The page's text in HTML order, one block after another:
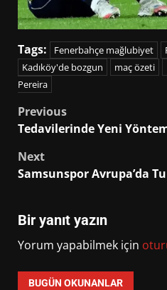
Tags: Fenerbahçe mağlubiyet
Kadıköy'de bozgun
maç özeti
Pereira
Post
Previous
Tedavilerinde Yeni
Next
Samsunspor Avrupa’da
Bir yanıt yazın
Yorum yapabilmek için
BUGÜN OKUNANLAR